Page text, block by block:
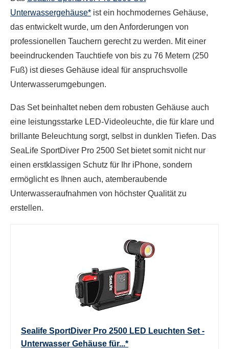
Unterwassergehäuse* ist ein hochmodernes Gehäuse,
das entwickelt wurde, um den Anforderungen von
professionellen Tauchern gerecht zu werden. Mit einer
beeindruckenden Tauchtiefe von bis zu 76 Metern (250
Fuß) ist dieses Gehäuse ideal für anspruchsvolle
Unterwasserumgebungen.
Das Set beinhaltet neben dem robusten Gehäuse auch
eine leistungsstarke LED-Videoleuchte, die für klare und
brillante Beleuchtung sorgt, selbst in dunklen Tiefen. Das
SeaLife SportDiver Pro 2500 Set bietet somit nicht nur
einen erstklassigen Schutz für Ihr iPhone, sondern
ermöglicht es Ihnen auch, atemberaubende
Unterwasseraufnahmen von höchster Qualität zu
erstellen.
Sealife SportDiver Pro 2500 LED Leuchten Set -
Unterwasser Gehäuse für...*